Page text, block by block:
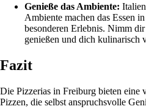
Genieße das Ambiente:
Ambiente machen das Essen
besonderen Erlebnis. Nimm
genießen und dich kulinarisch
Fazit
Die Pizzerias in Freiburg bieten eine
Pizzen, die selbst anspruchsvolle